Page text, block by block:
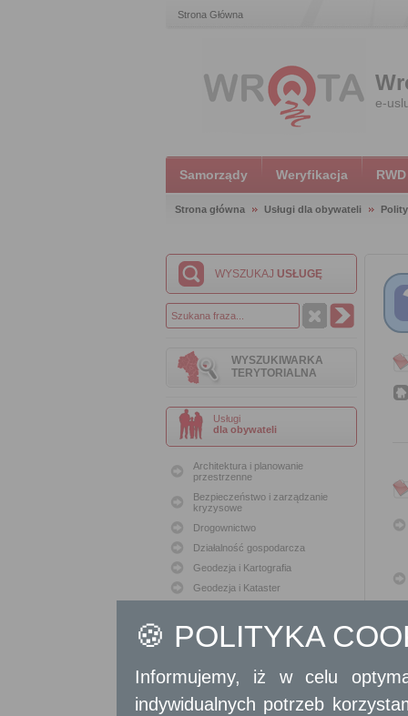
Strona Główna
e-
Samorządy Weryfikacja RWD
Strona główna Usługi dla obywateli
WYSZUKAJ USŁUGĘ
WYSZUKIWARKA
TERYTORIALNA
Usługi
dla obywateli
Architektura i planowanie
przestrzenne
Bezpieczeństwo i zarządzanie
kryzysowe
Drogownictwo
Działalność gospodarcza
Geodezja i Kartografia
Geodezja i Kataster
Konserwacja zabytków
Ochrona Środowiska
Oświata
Podatki i opłaty lokalne
Polityka lokalowa
🍪 POLITYKA
Informujemy, iż w celu
indywidualnych potrzeb